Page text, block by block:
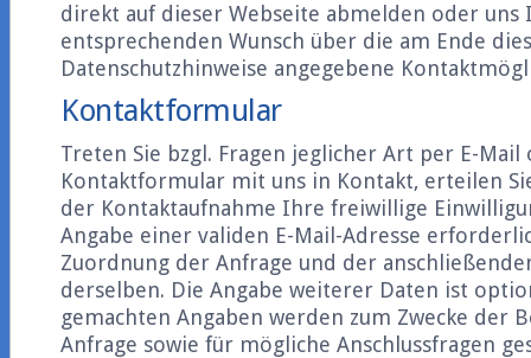
direkt auf dieser Webseite abmelden oder uns
entsprechenden Wunsch über die am Ende
Datenschutzhinweise angegebene
Kontaktformular
Treten Sie bzgl. Fragen jeglicher Art per E-Mail
Kontaktformular mit uns in Kontakt, erteilen
der Kontaktaufnahme Ihre freiwillige
Angabe einer validen E-Mail-Adresse
Zuordnung der Anfrage und der
derselben. Die Angabe weiterer Daten ist
gemachten Angaben werden zum Zwecke der
Anfrage sowie für mögliche Anschlussfragen